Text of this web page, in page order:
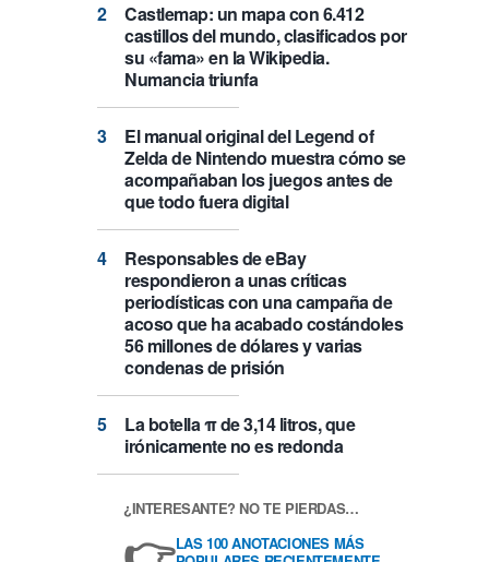
Castlemap: un mapa con 6.412
castillos del mundo, clasificados por
su «fama» en la Wikipedia.
Numancia triunfa
El manual original del Legend of
Zelda de Nintendo muestra cómo se
acompañaban los juegos antes de
que todo fuera digital
Responsables de eBay
respondieron a unas críticas
periodísticas con una campaña de
acoso que ha acabado costándoles
56 millones de dólares y varias
condenas de prisión
La botella π de 3,14 litros, que
irónicamente no es redonda
¿INTERESANTE? NO TE PIERDAS…
LAS 100 ANOTACIONES MÁS